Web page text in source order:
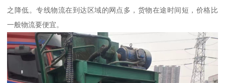
之降低。专线物流在到达区域的网点多，货物在途时间短，价格比
一般物流要便宜。